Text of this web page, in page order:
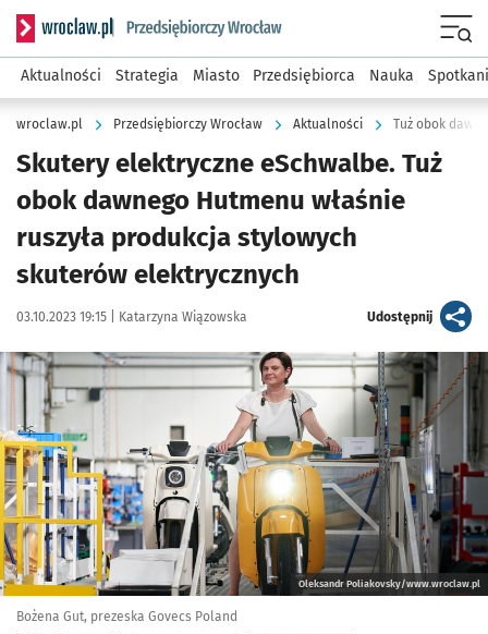
Serwis informacyjny wroclaw.pl podserwis: Strategia
Aktualności Strategia Miasto Przedsiębiorca Nauka
wroclaw.pl Przedsiębiorczy Wrocław Aktualności
Skutery elektryczne eSchwalbe. Tuż
obok dawnego Hutmenu właśnie
ruszyła produkcja stylowych
skuterów elektrycznych
Data publikacji:
03.10.2023 19:15 | Autor:
Katarzyna Wiązowska Udostępnijartykuł
Kliknij, aby zobaczyć galerię
Kliknij, aby powiększyć
Oleksandr Poliakovsky/www.wroclaw.pl
Bożena Gut, prezeska Govecs Poland